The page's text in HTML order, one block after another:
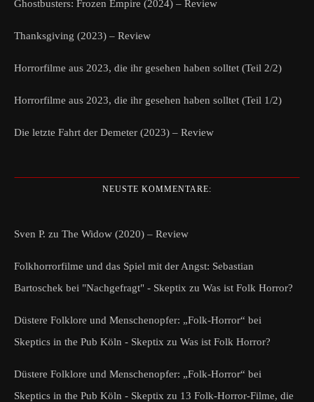
Ghostbusters: Frozen Empire (2024) – Review
Thanksgiving (2023) – Review
Horrorfilme aus 2023, die ihr gesehen haben solltet (Teil 2/2)
Horrorfilme aus 2023, die ihr gesehen haben solltet (Teil 1/2)
Die letzte Fahrt der Demeter (2023) – Review
NEUSTE KOMMENTARE:
Sven P. zu The Widow (2020) – Review
Folkhorrorfilme und das Spiel mit der Angst: Sebastian
Bartoschek bei "Nachgefragt" - Skeptix zu Was ist Folk Horror?
Düstere Folklore und Menschenopfer: „Folk-Horror“ bei
Skeptics in the Pub Köln - Skeptix zu Was ist Folk Horror?
Düstere Folklore und Menschenopfer: „Folk-Horror“ bei
Skeptics in the Pub Köln - Skeptix zu 13 Folk-Horror-Filme, die